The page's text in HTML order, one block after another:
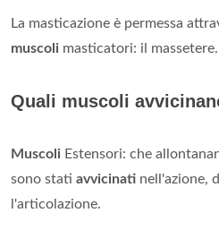
La masticazione è permessa
muscoli masticatori: il massetere.
Quali muscoli
Muscoli Estensori: che
sono stati avvicinati nell'azione,
l'articolazione.